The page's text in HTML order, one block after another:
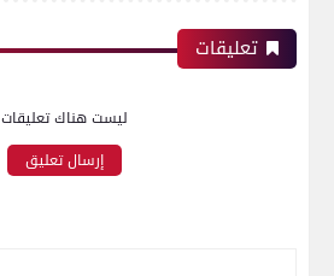
تعليقات
ليست هناك تعليقات
إرسال تعليق